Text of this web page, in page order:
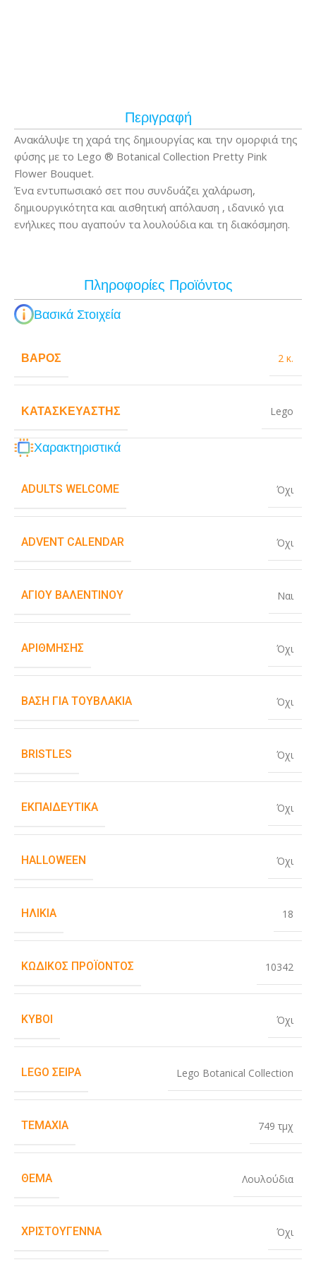
Περιγραφή
Ανακάλυψε τη χαρά της δημιουργίας και την ομορφιά της
φύσης με το Lego ® Botanical Collection Pretty Pink
Flower Bouquet.
Ένα εντυπωσιακό σετ που συνδυάζει χαλάρωση,
δημιουργικότητα και αισθητική απόλαυση , ιδανικό για
ενήλικες που αγαπούν τα λουλούδια και τη διακόσμηση.
Πληροφορίες Προϊόντος
Βασικά Στοιχεία
ΒΆΡΟΣ 2 κ.
ΚΑΤΑΣΚΕΥΑΣΤΉΣ Lego
Χαρακτηριστικά
ADULTS WELCOME Όχι
ADVENT CALENDAR Όχι
ΑΓΊΟΥ ΒΑΛΕΝΤΊΝΟΥ Ναι
ΑΡΊΘΜΗΣΗΣ Όχι
ΒΆΣΗ ΓΙΑ ΤΟΥΒΛΆΚΙΑ Όχι
BRISTLES Όχι
ΕΚΠΑΙΔΕΥΤΙΚΆ Όχι
HALLOWEEN Όχι
ΗΛΙΚΊΑ 18
ΚΩΔΙΚΌΣ ΠΡΟΪΌΝΤΟΣ 10342
ΚΎΒΟΙ Όχι
LEGO ΣΕΙΡΆ Lego Botanical Collection
ΤΕΜΆΧΙΑ 749 τμχ
ΘΈΜΑ Λουλούδια
ΧΡΙΣΤΟΎΓΕΝΝΑ Όχι